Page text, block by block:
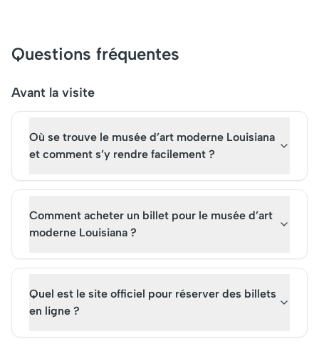
incontournable. Leur
mélange unique de
luxuriants et de structures
Achetez vos billets pour une
visite inoubliable dans ce
de divertissement.
l'eau, sans avoir
billets, et profitez
inoubliable.
Questions fréquentes
Avant la visite
Où se trouve le musée d’art moderne Louisiana
et comment s’y rendre facilement ?
Comment acheter un billet pour le musée d’art
moderne Louisiana ?
Quel est le site officiel pour réserver des billets
en ligne ?